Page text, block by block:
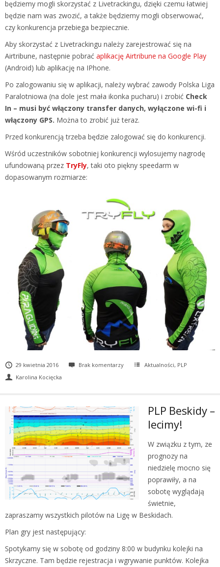
będziemy mogli skorzystać z Livetrackingu, dzięki czemu łatwiej
będzie nam was zwozić, a także będziemy mogli obserwować,
czy konkurencja przebiega bezpiecznie.
Aby skorzystać z Livetrackingu należy zarejestrować się na
Airtribune, następnie pobrać aplikację Airtribune na Google Play
(Android) lub aplikację na IPhone.
Po zalogowaniu się w aplikacji, należy wybrać zawody Polska Liga
Paralotniowa (na dole jest mała ikonka pucharu) i zrobić Check
In – musi być włączony transfer danych, wyłączone wi-fi i
włączony GPS. Można to zrobić już teraz.
Przed konkurencją trzeba będzie zalogować się do konkurencji.
Wśród uczestników sobotniej konkurencji wylosujemy nagrodę
ufundowaną przez TryFly, taki oto piękny speedarm w
dopasowanym rozmiarze:
29 kwietnia 2016 Brak komentarzy Aktualności, PLP
Karolina Kocięcka
PLP Beskidy –
lecimy!
W związku z tym, ze
prognozy na
niedzielę mocno się
poprawiły, a na
sobotę wyglądają
świetnie,
zapraszamy wszystkich pilotów na Ligę w Beskidach.
Plan gry jest następujący:
Spotykamy się w sobotę od godziny 8:00 w budynku kolejki na
Skrzyczne. Tam będzie rejestracja i wgrywanie punktów. Kolejka